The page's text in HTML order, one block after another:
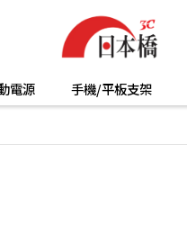
電源 手機/平板支架